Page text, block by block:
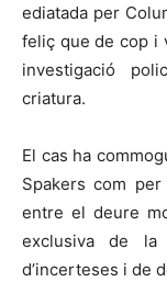
ediatada per
feliç que de cop i
investigació
criatura.
El cas ha
Spakers com
entre el deure
exclusiva de
d’incerteses i de